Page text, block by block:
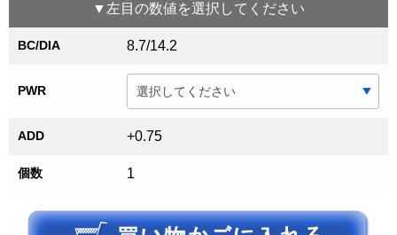
▼ 左目 の数値を選択してください
BC/DIA 8.7/14.2
PWR
ADD +0.75
個数 1